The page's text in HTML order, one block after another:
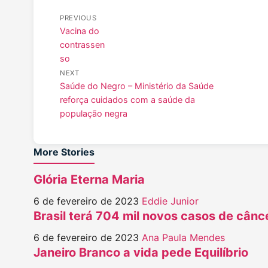
PREVIOUS
Vacina do
contrassen
so
NEXT
Saúde do Negro – Ministério da Saúde
reforça cuidados com a saúde da
população negra
More Stories
Glória Eterna Maria
6 de fevereiro de 2023 Eddie Junior
Brasil terá 704 mil novos casos de
6 de fevereiro de 2023 Ana Paula Mendes
Janeiro Branco a vida pede Equilíbrio